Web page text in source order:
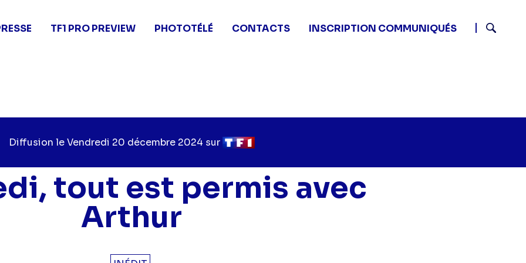
TF1 PRO PREVIEW PHOTOTÉLÉ CONTACTS
INSCRIPTION COMMUNIQUÉS
Diffusion leJour
diffusion
Vendredi 20 décembre 2024 surChaîne
diffusion
tout est permis avec
Arthur